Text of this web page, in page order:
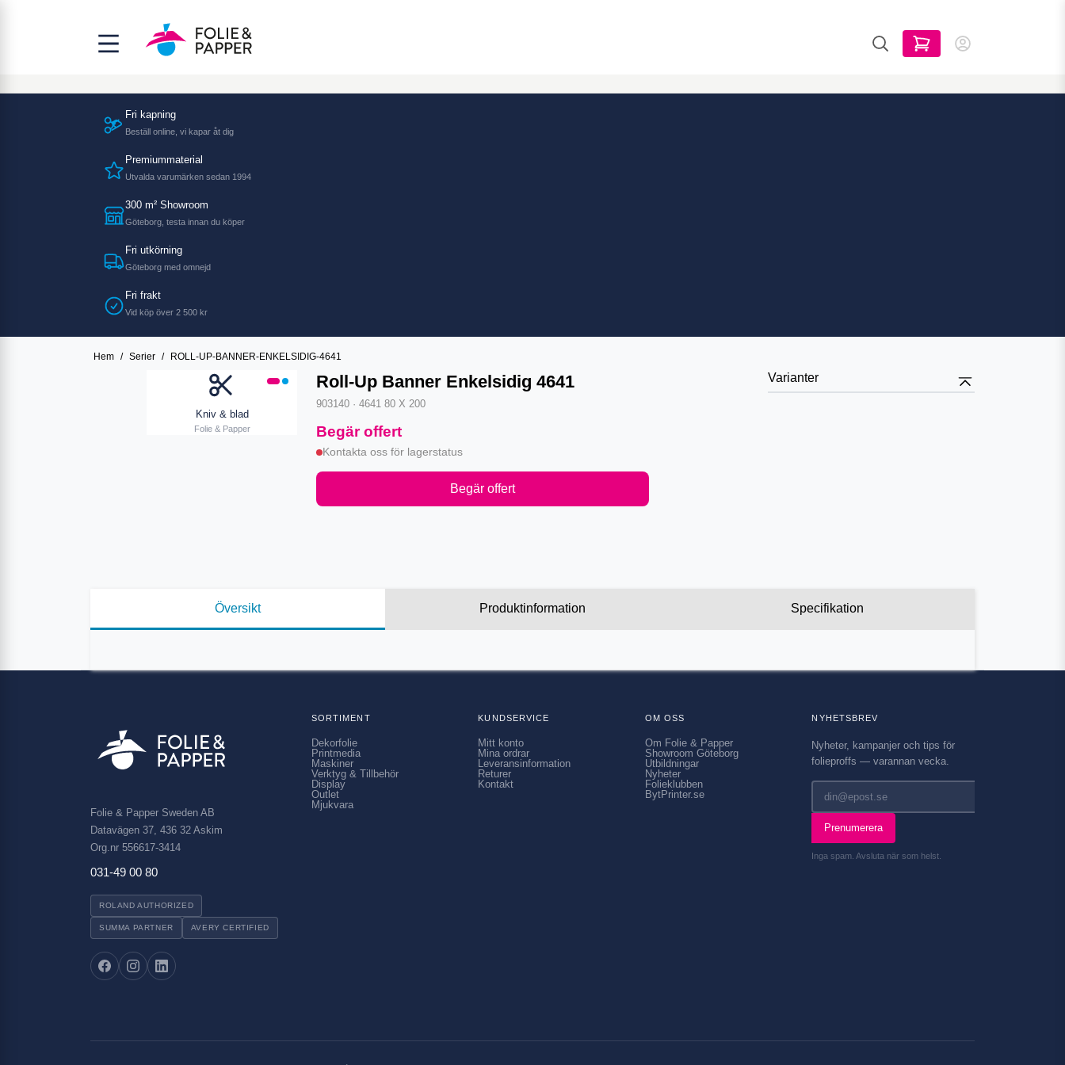
Fri kapning
Beställ online, vi kapar åt dig
Premiummaterial
Utvalda varumärken sedan 1994
300 m² Showroom
Göteborg, testa innan du köper
Fri utkörning
Göteborg med omnejd
Fri frakt
Vid köp över 2 500 kr
Hem / Serier / ROLL-UP-BANNER-ENKELSIDIG-4641
Kniv & blad
Folie & Papper
Roll-Up Banner Enkelsidig 4641
903140 · 4641 80 X 200
Begär offert
Kontakta oss för lagerstatus
Begär offert
Varianter
Översikt Produktinformation Specifikation
Folie & Papper Sweden AB
Datavägen 37, 436 32 Askim
Org.nr 556617-3414
031-49 00 80
ROLAND AUTHORIZED
SUMMA PARTNER AVERY CERTIFIED
SORTIMENT
Dekorfolie
Printmedia
Maskiner
Verktyg & Tillbehör
Display
Outlet
Mjukvara
KUNDSERVICE
Mitt konto
Mina ordrar
Leveransinformation
Returer
Kontakt
OM OSS
Om Folie & Papper
Showroom Göteborg
Utbildningar
Nyheter
Folieklubben
BytPrinter.se
NYHETSBREV
Nyheter, kampanjer och tips för
folieproffs — varannan vecka.
Prenumerera
Inga spam. Avsluta när som helst.